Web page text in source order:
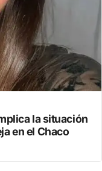
la situación
en el Chaco